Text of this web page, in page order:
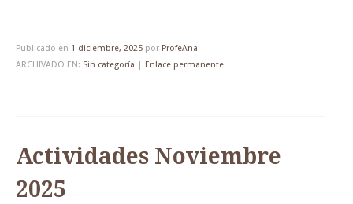
Publicado en 1 diciembre, 2025 por ProfeAna
ARCHIVADO EN: Sin categoría Enlace permanente
Actividades Noviembre
2025